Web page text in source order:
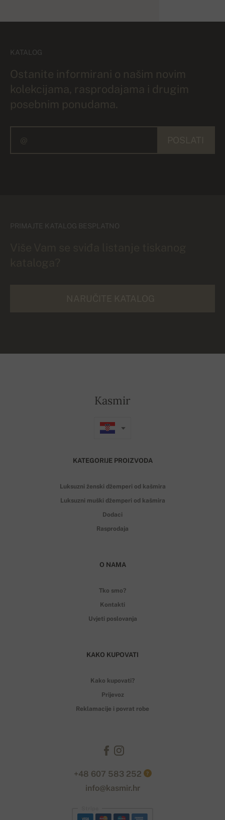
KATALOG
Ostanite informirani o našim novim
kolekcijama, rasprodajama i drugim
posebnim ponudama.
PRIMAJTE KATALOG BESPLATNO
Kasmir
KATEGORIJE PROIZVODA
Luksuzni ženski džemperi od kašmira
Luksuzni muški džemperi od kašmira
Dodaci
Rasprodaja
O NAMA
Tko smo?
Kontakti
Uvjeti poslovanja
KAKO KUPOVATI
Kako kupovati?
Prijevoz
Reklamacije i povrat robe
+48 607 583 252 ?
info@kasmir.hr